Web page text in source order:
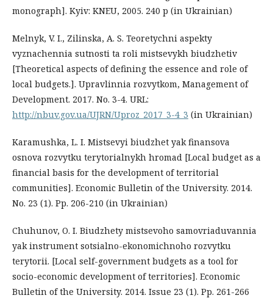
monograph]. Kyiv: KNEU, 2005. 240 p (in Ukrainian)
Melnyk, V. I., Zilinska, A. S. Teoretychni aspekty
vyznachennia sutnosti ta roli mistsevykh biudzhetiv
[Theoretical aspects of defining the essence and role of
local budgets.]. Upravlinnia rozvytkom, Management of
Development. 2017. No. 3-4. URL:
http://nbuv.gov.ua/UJRN/Uproz_2017_3-4_3 (in Ukrainian)
Karamushka, L. I. Mistsevyi biudzhet yak finansova
osnova rozvytku terytorialnykh hromad [Local budget as a
financial basis for the development of territorial
communities]. Economic Bulletin of the University. 2014.
No. 23 (1). Pp. 206-210 (in Ukrainian)
Chuhunov, O. I. Biudzhety mistsevoho samovriaduvannia
yak instrument sotsialno-ekonomichnoho rozvytku
terytorii. [Local self-government budgets as a tool for
socio-economic development of territories]. Economic
Bulletin of the University. 2014. Issue 23 (1). Pp. 261-266